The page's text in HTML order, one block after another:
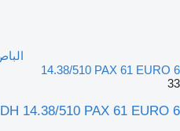
14.38/510 PAX 61 EURO 6
33
14.38/510 PAX 61 EURO 6